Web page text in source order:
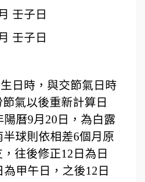
壬子日
壬子日
日時，與交節氣日時
氣以後重新計算日
曆9月20日，為白露
球則依相差6個月原
往後修正12日為日
甲午日，之後12日